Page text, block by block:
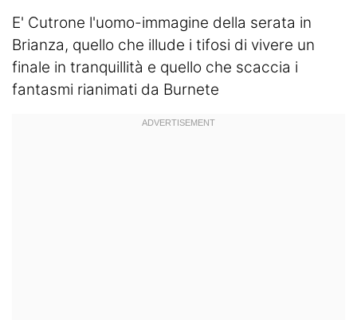
E' Cutrone l'uomo-immagine della serata in
Brianza, quello che illude i tifosi di vivere un
finale in tranquillità e quello che scaccia i
fantasmi rianimati da Burnete